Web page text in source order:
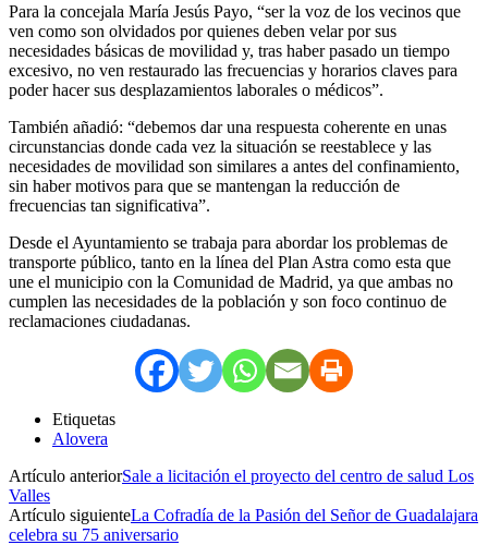
Para la concejala María Jesús Payo, “ser la voz de los vecinos que
ven como son olvidados por quienes deben velar por sus
necesidades básicas de movilidad y, tras haber pasado un tiempo
excesivo, no ven restaurado las frecuencias y horarios claves para
poder hacer sus desplazamientos laborales o médicos”.
También añadió: “debemos dar una respuesta coherente en unas
circunstancias donde cada vez la situación se reestablece y las
necesidades de movilidad son similares a antes del confinamiento,
sin haber motivos para que se mantengan la reducción de
frecuencias tan significativa”.
Desde el Ayuntamiento se trabaja para abordar los problemas de
transporte público, tanto en la línea del Plan Astra como esta que
une el municipio con la Comunidad de Madrid, ya que ambas no
cumplen las necesidades de la población y son foco continuo de
reclamaciones ciudadanas.
Etiquetas
Alovera
Artículo anteriorSale a licitación el proyecto del centro de salud Los
Valles
Artículo siguienteLa Cofradía de la Pasión del Señor de Guadalajara
celebra su 75 aniversario